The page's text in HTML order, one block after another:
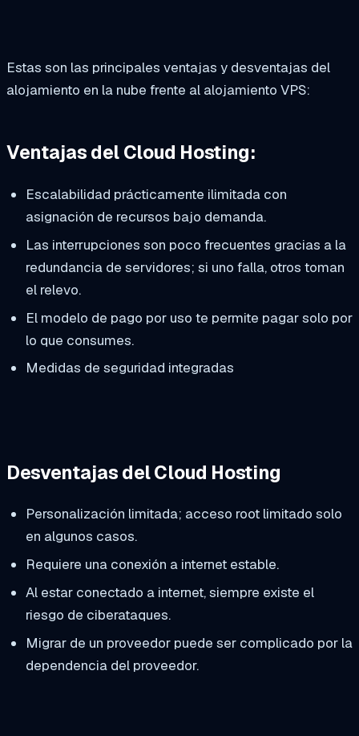
Estas son las principales ventajas y desventajas del
alojamiento en la nube frente al alojamiento VPS:
Ventajas del Cloud Hosting:
Escalabilidad prácticamente ilimitada con
asignación de recursos bajo demanda.
Las interrupciones son poco frecuentes gracias a la
redundancia de servidores; si uno falla, otros toman
el relevo.
El modelo de pago por uso te permite pagar solo por
lo que consumes.
Medidas de seguridad integradas
Desventajas del Cloud Hosting
Personalización limitada; acceso root limitado solo
en algunos casos.
Requiere una conexión a internet estable.
Al estar conectado a internet, siempre existe el
riesgo de ciberataques.
Migrar de un proveedor puede ser complicado por la
dependencia del proveedor.